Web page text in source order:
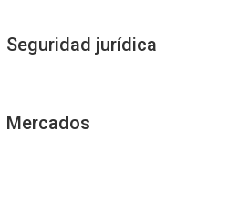
Seguridad jurídica
Mercados